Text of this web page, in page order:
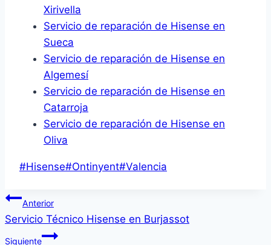
Xirivella
Servicio de reparación de Hisense en
Sueca
Servicio de reparación de Hisense en
Algemesí
Servicio de reparación de Hisense en
Catarroja
Servicio de reparación de Hisense en
Oliva
Etiquetas
la
entrada:
#Hisense#Ontinyent#Valencia
Navegación
de
Anterior
Servicio Técnico Hisense en Burjassot
Siguiente